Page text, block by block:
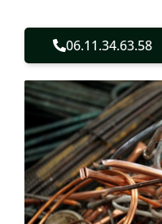
06.11.34.63.58